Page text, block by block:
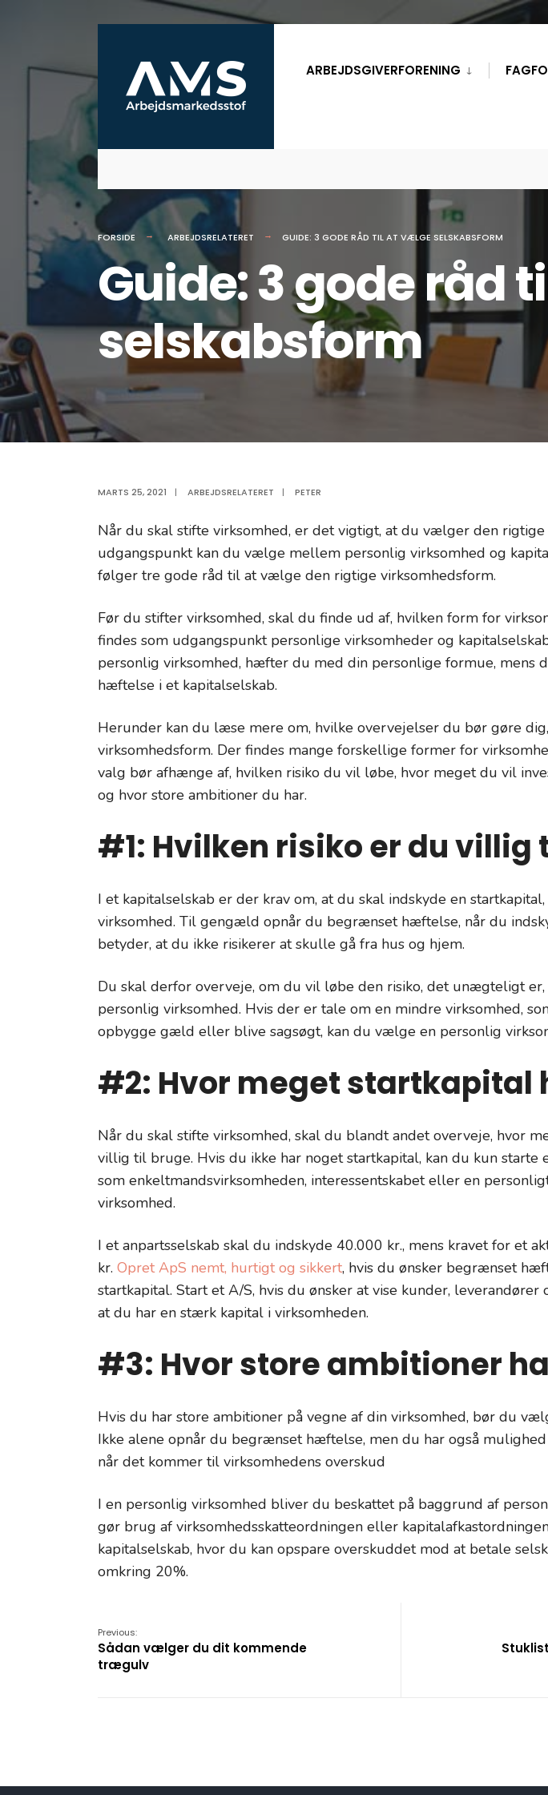
content
ARBEJDSGIVERFORENING
FORSIDE ARBEJDSRELATERET GUIDE: 3 GODE RÅD TIL AT VÆLGE SELSKABSFORM
Guide: 3 gode råd
selskabsform
MARTS 25, 2021 | ARBEJDSRELATERET | PETER
Når du skal stifte virksomhed, er det vigtigt, at du vælger den rigtige
udgangspunkt kan du vælge mellem personlig virksomhed og
følger tre gode råd til at vælge den rigtige virksomhedsform.
Før du stifter virksomhed, skal du finde ud af, hvilken form for
findes som udgangspunkt personlige virksomheder og
personlig virksomhed, hæfter du med din personlige formue, mens
hæftelse i et kapitalselskab.
Herunder kan du læse mere om, hvilke overvejelser du bør gøre
virksomhedsform. Der findes mange forskellige former for
valg bør afhænge af, hvilken risiko du vil løbe, hvor meget du vil
og hvor store ambitioner du har.
#1: Hvilken risiko er du villig
I et kapitalselskab er der krav om, at du skal indskyde en
virksomhed. Til gengæld opnår du begrænset hæftelse, når du
betyder, at du ikke risikerer at skulle gå fra hus og hjem.
Du skal derfor overveje, om du vil løbe den risiko, det unægteligt
personlig virksomhed. Hvis der er tale om en mindre virksomhed,
opbygge gæld eller blive sagsøgt, kan du vælge en personlig
#2: Hvor meget startkapital
Når du skal stifte virksomhed, skal du blandt andet overveje, hvor
villig til bruge. Hvis du ikke har noget startkapital, kan du kun starte
som enkeltmandsvirksomheden, interessentskabet eller en
virksomhed.
I et anpartsselskab skal du indskyde 40.000 kr., mens kravet for et
kr. Opret ApS nemt, hurtigt og sikkert, hvis du ønsker begrænset
startkapital. Start et A/S, hvis du ønsker at vise kunder, leverandører
at du har en stærk kapital i virksomheden.
#3: Hvor store ambitioner
Hvis du har store ambitioner på vegne af din virksomhed, bør du
Ikke alene opnår du begrænset hæftelse, men du har også
når det kommer til virksomhedens overskud
I en personlig virksomhed bliver du beskattet på baggrund af
gør brug af virksomhedsskatteordningen eller
kapitalselskab, hvor du kan opspare overskuddet mod at betale
omkring 20%.
Previous:
Sådan vælger du dit kommende
trægulv